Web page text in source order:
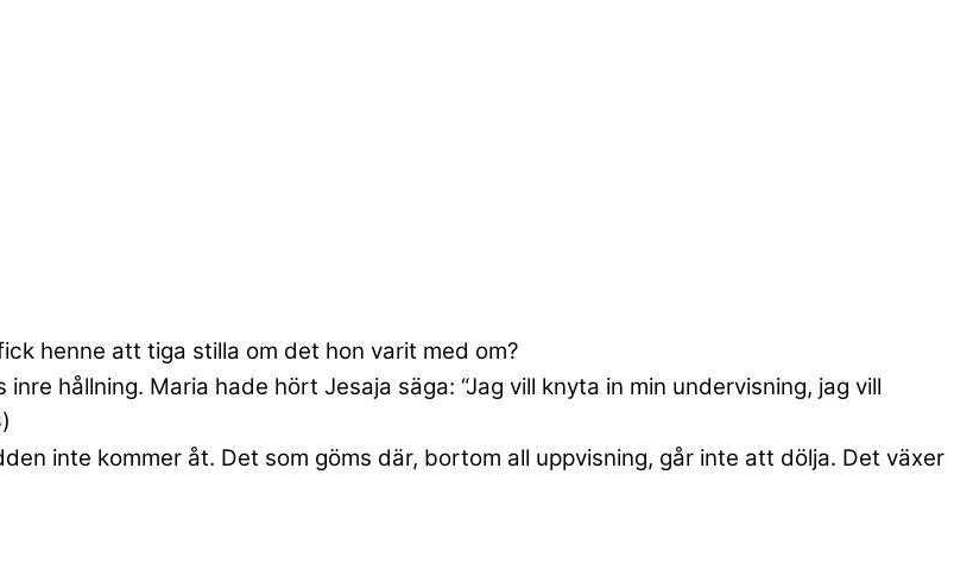
henne att tiga stilla om det hon varit med om?
hållning. Maria hade hört Jesaja säga: “Jag vill knyta in min undervisning, jag vill
inte kommer åt. Det som göms där, bortom all uppvisning, går inte att dölja. Det växer